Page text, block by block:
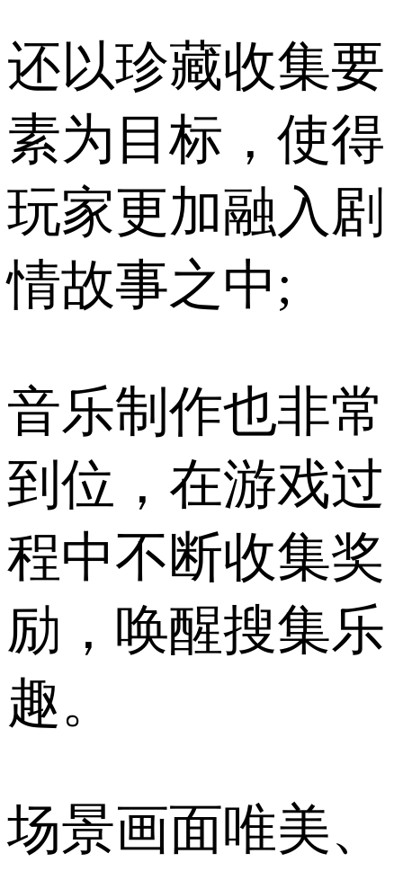
还以珍藏收集要
素为目标，使得
玩家更加融入剧
情故事之中;
音乐制作也非常
到位，在游戏过
程中不断收集奖
励，唤醒搜集乐
趣。
场景画面唯美、